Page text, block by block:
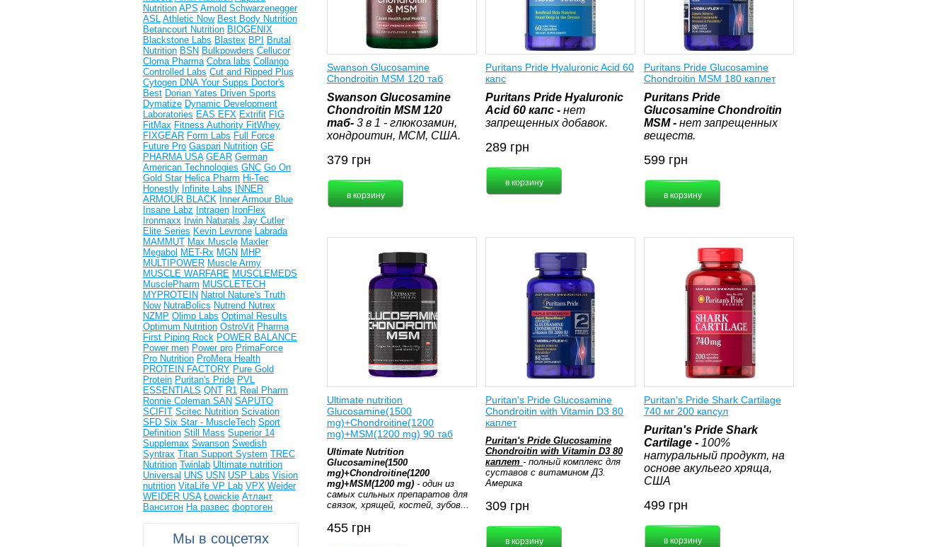
Swanson Glucosamine
Chondroitin MSM 120 таб
Swanson Glucosamine
Chondroitin MSM 120
таб- 3 в 1 - глюкозамин,
хондроитин, МСМ, США.
379 грн
Puritans Pride Hyaluronic Acid 60
капс
Puritans Pride Hyaluronic
Acid 60 капс - нет
запрещенных добавок.
289 грн
Puritans Pride Glucosamine
Chondroitin MSM 180 каплет
Puritans Pride
Glucosamine Chondroitin
MSM - нет запрещенных
веществ.
599 грн
Ultimate nutrition
Glucosamine(1500
mg)+Chondroitine(1200
mg)+MSM(1200 mg) 90 таб
Ultimate Nutrition
Glucosamine(1500
mg)+Chondroitine(1200
mg)+MSM(1200 mg) - один из
самых сильных препаратов для
связок, хрящей, костей, зубов...
455 грн
Puritan's Pride Glucosamine
Chondroitin with Vitamin D3 80
каплет
Puritan's Pride Glucosamine
Chondroitin with Vitamin D3 80
каплет - полный комплекс для
суставов с витамином Д3.
Америка
309 грн
Puritan's Pride Shark Cartilage
740 мг 200 капсул
Puritan's Pride Shark
Cartilage - 100%
натуральный продукт, на
основе акульего хряща,
США
499 грн
Nutrition APS Arnold Schwarzenegger
ASL Athletic Now Best Body Nutrition
Betancourt Nutrition BIOGENIX
Blackstone Labs Blastex BPI
Brutal
Nutrition BSN Bulkpowders Cellucor
Cloma Pharma Cobra labs Collango
Controlled Labs Cut and Ripped Plus
Cytogen DNA Your Supps Doctor's
Best Dorian Yates Driven Sports
Dymatize Dynamic Development
Laboratories EAS EFX Extrifit FIG
FitMax Fitness Authority FitWhey
FIXGEAR Form Labs Full Force
Future Pro Gaspari Nutrition GE
PHARMA USA GEAR German
American Technologies GNC Go On
Gold Star Helica Pharm Hi-Tec
Honestly Infinite Labs
INNER
ARMOUR BLACK Inner Armour Blue
Insane Labz Intragen IronFlex
Ironmaxx Irwin Naturals Jay Cutler
Elite Series Kevin Levrone Labrada
MAMMUT Max Muscle Maxler
Megabol MET-Rx MGN MHP
MULTIPOWER Muscle Army
MUSCLE WARFARE MUSCLEMEDS
MusclePharm MUSCLETECH
MYPROTEIN Natrol Nature's Truth
Now NutraBolics Nutrend Nutrex
NZMP Olimp Labs Optimal Results
Optimum Nutrition OstroVit Pharma
First Piping Rock POWER BALANCE
Power men Power pro PrimaForce
Pro Nutrition ProMera Health
PROTEIN FACTORY Pure Gold
Protein Puritan's Pride PVL
ESSENTIALS QNT R1 Real Pharm
Ronnie Coleman SAN SAPUTO
SCIFIT Scitec Nutrition Scivation
SFD Six Star - MuscleTech Sport
Definition Still Mass Superior 14
Supplemax Swanson Swedish
Syntrax Titan Support System TREC
Nutrition Twinlab Ultimate nutrition
Universal UNS USN USP Labs Vision
nutrition VitaLife VP Lab VPX Weider
WEIDER USA Łowickie Атлант
Ванситон На развес фортоген
Мы в соцсетях